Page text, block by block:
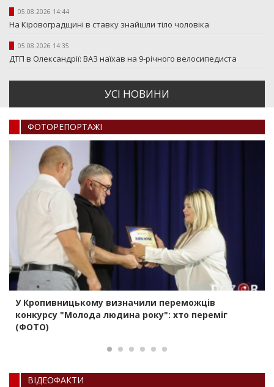
05.08.2026 14:44
На Кіровоградщині в ставку знайшли тіло чоловіка
05.08.2026 14:35
ДТП в Олександрії: ВАЗ наїхав на 9-річного велосипедиста
УСI НОВИНИ
ФОТОРЕПОРТАЖI
У Кропивницькому визначили переможців
конкурсу "Молода людина року": хто переміг
(ФОТО)
ВIДЕОФАКТИ